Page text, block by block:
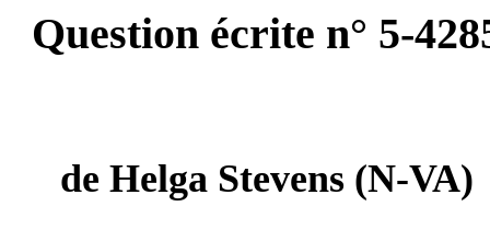
Question écrite n° 5-
deHelga Stevens (N-VA)